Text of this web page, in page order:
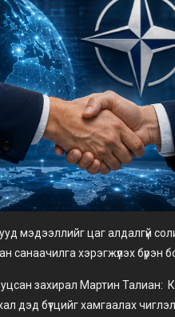
мэдээллийг цаг алдалгүй
санаачилга хэрэгжүүлэх
захирал Мартин Талиан:
дэд бүтцийг хамгаалах